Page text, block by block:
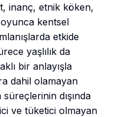
inanç, etnik köken,
kentsel
etkide
yaşlılık da
bir anlayışla
dahil olamayan
süreçlerinin dışında
ve tüketici olmayan